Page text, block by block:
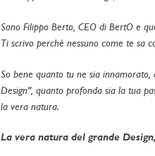
Sono Filippo Berto, CEO di BertO e
Ti scrivo perché nessuno come te sa
So bene quanto tu ne sia
Design", quanto profonda sia la tua
la vera natura.
La vera natura del grande